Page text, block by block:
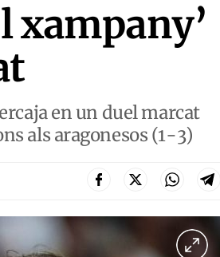
xampany’
en un duel marcat
als aragonesos (1-3)